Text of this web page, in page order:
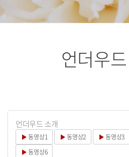
언더우
언더우드 소개
동영상1 동영상2 동영상3
동영상6